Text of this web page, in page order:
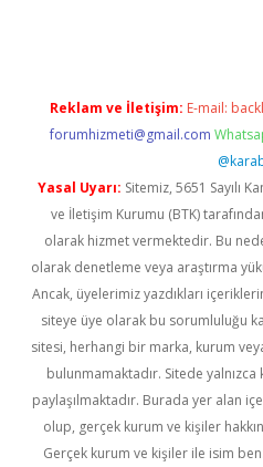
Reklam ve İletişim: E-mail:
forumhizmeti@gmail.com
Yasal Uyarı: Sitemiz, 5651 Sayılı
ve İletişim Kurumu (BTK)
olarak hizmet vermektedir. Bu
olarak denetleme veya araştırma
Ancak, üyelerimiz yazdıkları
siteye üye olarak bu sorumluluğu
sitesi, herhangi bir marka, kurum
bulunmamaktadır. Sitede yalnızca
paylaşılmaktadır. Burada yer alan
olup, gerçek kurum ve kişiler
Gerçek kurum ve kişiler ile isim